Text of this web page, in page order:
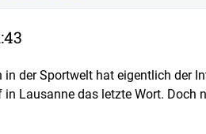
in der Sportwelt hat eigentlich der
Lausanne das letzte Wort. Doch